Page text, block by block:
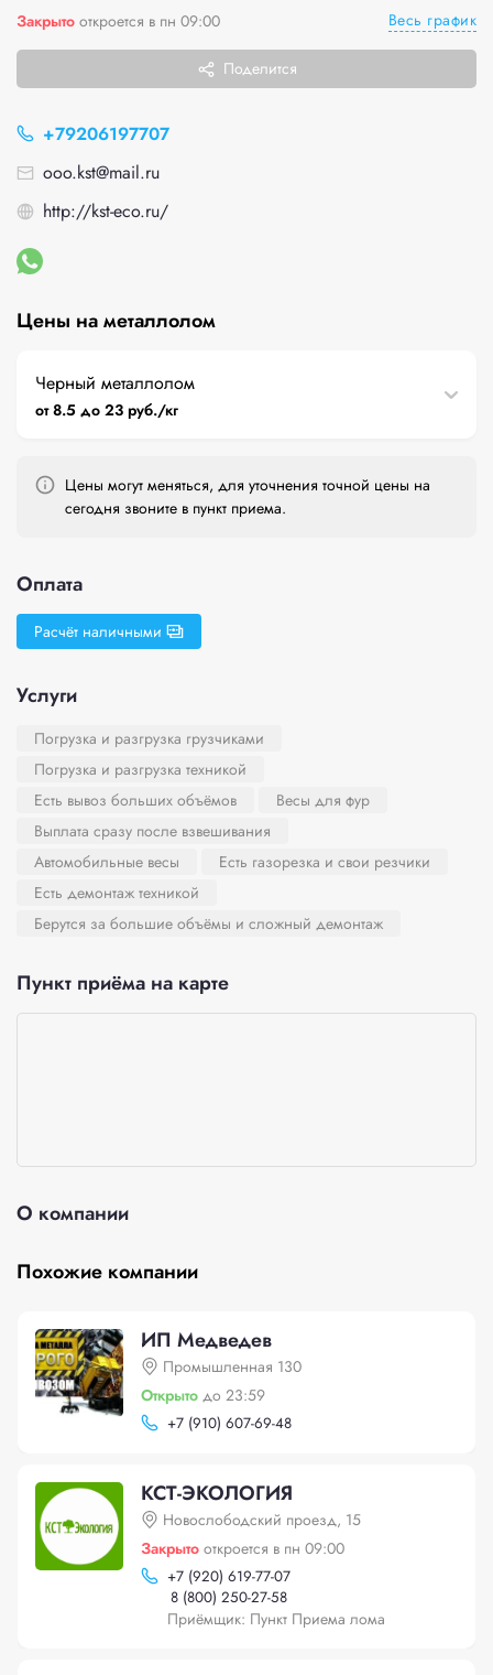
Закрыто откроется в пн 09:00 Весь график
Поделится
+79206197707
ooo.kst@mail.ru
http://kst-eco.ru/
Цены на металлолом
Черный металлолом
от 8.5 до 23 руб./кг
Цены могут меняться, для уточнения точной цены на
сегодня звоните в пункт приема.
Оплата
Расчёт наличными
Услуги
Погрузка и разгрузка грузчиками
Погрузка и разгрузка техникой
Есть вывоз больших объёмов
Весы для фур
Выплата сразу после взвешивания
Автомобильные весы
Есть газорезка и свои резчики
Есть демонтаж техникой
Берутся за большие объёмы и сложный демонтаж
Пункт приёма на карте
О компании
Похожие компании
ИП Медведев
Промышленная 130
Открыто до 23:59
+7 (910) 607-69-48
КСТ-ЭКОЛОГИЯ
Новослободский проезд, 15
Закрыто откроется в пн 09:00
+7 (920) 619-77-07
8 (800) 250-27-58
Приёмщик: Пункт Приема лома